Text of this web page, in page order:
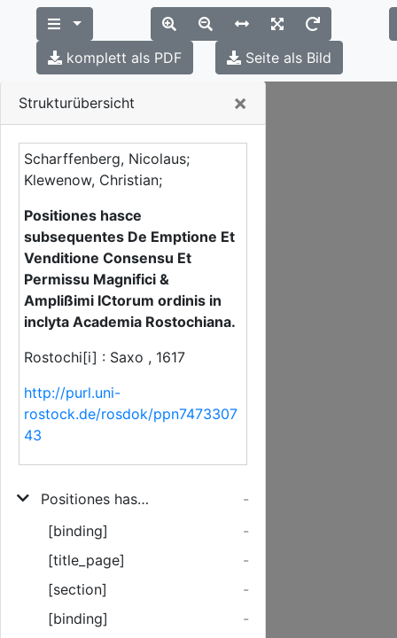
Strukturübersicht ×
Scharffenberg, Nicolaus;
Klewenow, Christian;
Positiones hasce
subsequentes De Emptione Et
Venditione Consensu Et
Permissu Magnifici &
Amplißimi ICtorum ordinis in
inclyta Academia Rostochiana.
Rostochi[i] : Saxo , 1617
http://purl.uni-
rostock.de/rosdok/ppn7473307
43
Positiones hasce subsequentes De Emptione Et Venditione Consensu Et Permissu Magnifici & Amplißimi ICtorum ordinis in inclyta Academia Rostochiana.
-
[binding]
-
[title_page]
-
[section]
-
[binding]
-
komplett als PDF Seite als Bild